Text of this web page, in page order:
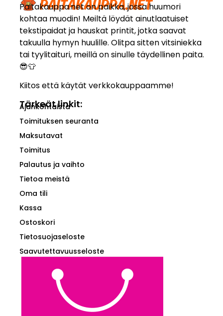
Paitakauppa.net on paikka, jossa huumori
kohtaa muodin! Meiltä löydät ainutlaatuiset
tekstipaidat ja hauskat printit, jotka saavat
takuulla hymyn huulille. Olitpa sitten vitsiniekka
tai tyylitaituri, meillä on sinulle täydellinen paita.
😎👕
Kiitos että käytät verkkokauppaamme!
Tärkeät linkit:
Ajankohtaista
Toimituksen seuranta
Maksutavat
Toimitus
Palautus ja vaihto
Tietoa meistä
Oma tili
Kassa
Ostoskori
Tietosuojaseloste
Saavutettavuusseloste